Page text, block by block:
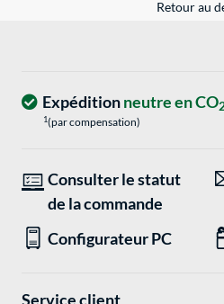
Retour au
Expéditionneutre en CO
1(par compensation)
Consulter le statut
de la commande
Configurateur PC
Service client